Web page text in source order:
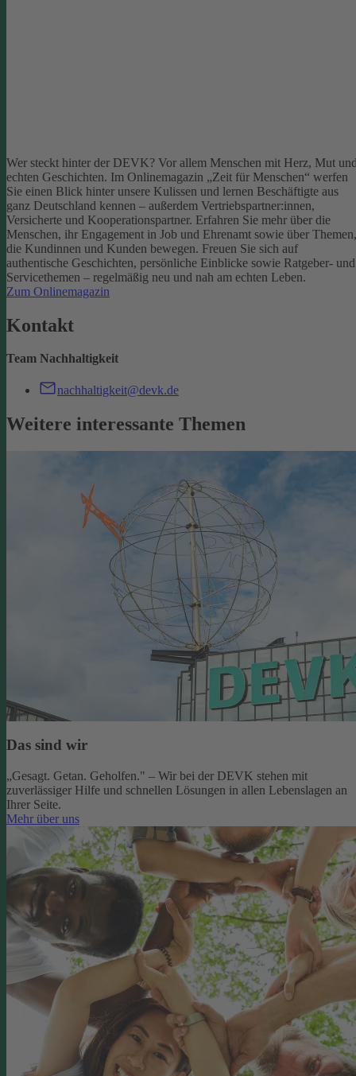
Wer steckt hinter der DEVK? Vor allem Menschen mit Herz, Mut
echten Geschichten. Im Onlinemagazin „Zeit für Menschen“ werfen
Sie einen Blick hinter unsere Kulissen und lernen Beschäftigte aus
ganz Deutschland kennen – außerdem Vertriebspartner:innen,
Versicherte und Kooperationspartner. Erfahren Sie mehr über die
Menschen, ihr Engagement in Job und Ehrenamt sowie über Themen,
die Kundinnen und Kunden bewegen. Freuen Sie sich auf
authentische Geschichten, persönliche Einblicke sowie Ratgeber- und
Servicethemen – regelmäßig neu und nah am echten Leben.
Zum Onlinemagazin
Kontakt
Team Nachhaltigkeit
nachhaltigkeit@devk.de
Weitere interessante Themen
Das sind wir
„Gesagt. Getan. Geholfen." – Wir bei der DEVK stehen mit
zuverlässiger Hilfe und schnellen Lösungen in allen Lebenslagen an
Ihrer Seite.
Mehr über uns